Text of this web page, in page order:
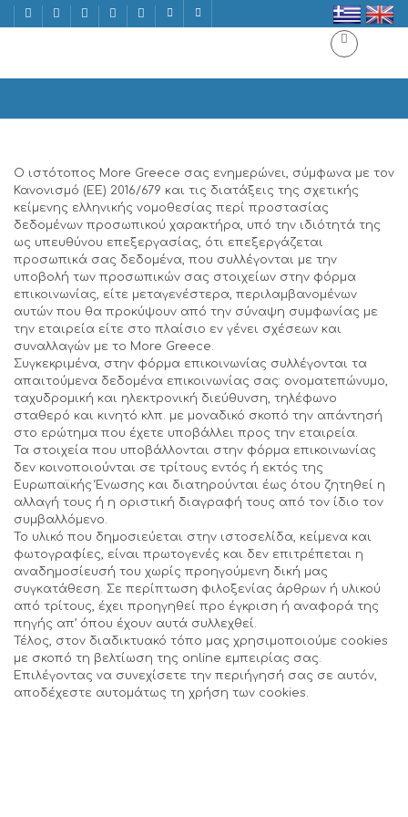
Ο ιστότοπος More Greece σας ενημερώνει, σύμφωνα με τον
Κανονισμό (ΕΕ) 2016/679 και τις διατάξεις της σχετικής
κείμενης ελληνικής νομοθεσίας περί προστασίας
δεδομένων προσωπικού χαρακτήρα, υπό την ιδιότητά της
ως υπευθύνου επεξεργασίας, ότι επεξεργάζεται
προσωπικά σας δεδομένα, που συλλέγονται με την
υποβολή των προσωπικών σας στοιχείων στην φόρμα
επικοινωνίας, είτε μεταγενέστερα, περιλαμβανομένων
αυτών που θα προκύψουν από την σύναψη συμφωνίας με
την εταιρεία είτε στο πλαίσιο εν γένει σχέσεων και
συναλλαγών με το More Greece.
Συγκεκριμένα, στην φόρμα επικοινωνίας συλλέγονται τα
απαιτούμενα δεδομένα επικοινωνίας σας: ονοματεπώνυμο,
ταχυδρομική και ηλεκτρονική διεύθυνση, τηλέφωνο
σταθερό και κινητό κλπ. με μοναδικό σκοπό την απάντησή
στο ερώτημα που έχετε υποβάλλει προς την εταιρεία.
Τα στοιχεία που υποβάλλονται στην φόρμα επικοινωνίας
δεν κοινοποιούνται σε τρίτους εντός ή εκτός της
Ευρωπαϊκής Ένωσης και διατηρούνται έως ότου ζητηθεί η
αλλαγή τους ή η οριστική διαγραφή τους από τον ίδιο τον
συμβαλλόμενο.
Το υλικό που δημοσιεύεται στην ιστοσελίδα, κείμενα και
φωτογραφίες, είναι πρωτογενές και δεν επιτρέπεται η
αναδημοσίευσή του χωρίς προηγούμενη δική μας
συγκατάθεση. Σε περίπτωση φιλοξενίας άρθρων ή υλικού
από τρίτους, έχει προηγηθεί προ έγκριση ή αναφορά της
πηγής απ’ όπου έχουν αυτά συλλεχθεί.
Τέλος, στον διαδικτυακό τόπο μας χρησιμοποιούμε cookies
με σκοπό τη βελτίωση της online εμπειρίας σας.
Επιλέγοντας να συνεχίσετε την περιήγησή σας σε αυτόν,
αποδέχεστε αυτομάτως τη χρήση των cookies.